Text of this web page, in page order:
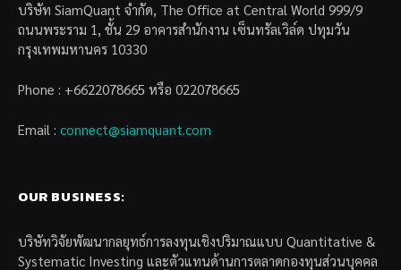
บริษัท SiamQuant จำกัด, The Office at Central World 999/9
ถนนพระราม 1, ชั้น 29 อาคารสำนักงาน เซ็นทรัลเวิล์ด ปทุมวัน
กรุงเทพมหานคร 10330
Phone : +6622078665 หรือ 022078665
Email : connect@siamquant.com
OUR BUSINESS:
บริษัทวิจัยพัฒนากลยุทธ์การลงทุนเชิงปริมาณแบบ Quantitative &
Systematic Investing และตัวแทนด้านการตลาดกองทุนส่วนบุคคล